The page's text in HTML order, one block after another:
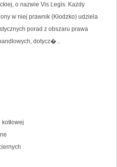
o nazwie Vis Legis. Każdy
w niej prawnik (Kłodzko) udziela
porad z obszaru prawa
dotycz�...